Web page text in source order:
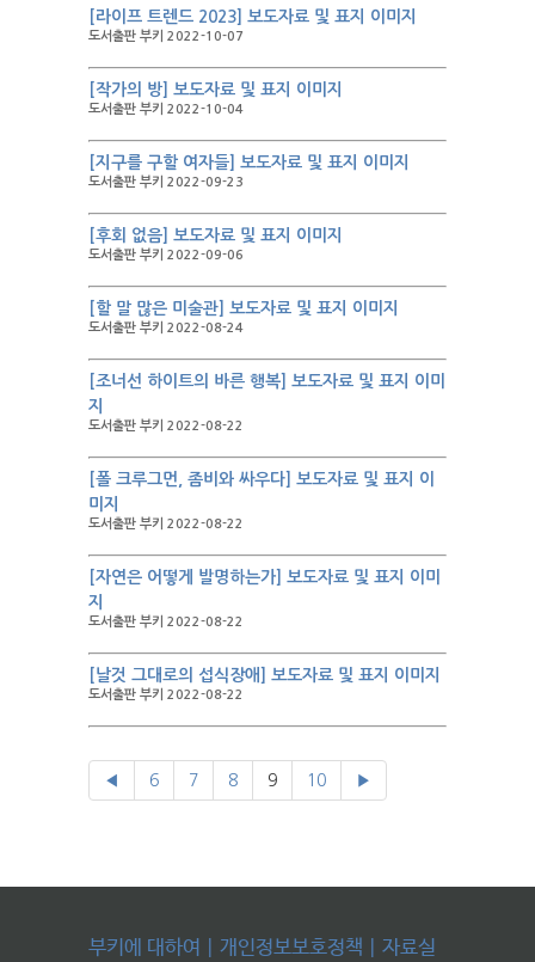
[라이프 트렌드 2023] 보도자료 및 표지 이미지
도서출판 부키 2022-10-07
[작가의 방] 보도자료 및 표지 이미지
도서출판 부키 2022-10-04
[지구를 구할 여자들] 보도자료 및 표지 이미지
도서출판 부키 2022-09-23
[후회 없음] 보도자료 및 표지 이미지
도서출판 부키 2022-09-06
[할 말 많은 미술관] 보도자료 및 표지 이미지
도서출판 부키 2022-08-24
[조너선 하이트의 바른 행복] 보도자료 및 표지 이미
지
도서출판 부키 2022-08-22
[폴 크루그먼, 좀비와 싸우다] 보도자료 및 표지 이
미지
도서출판 부키 2022-08-22
[자연은 어떻게 발명하는가] 보도자료 및 표지 이미
지
도서출판 부키 2022-08-22
[날것 그대로의 섭식장애] 보도자료 및 표지 이미지
도서출판 부키 2022-08-22
◀ 6 7 8 9 10 ▶
부키에 대하여 개인정보보호정책 자료실